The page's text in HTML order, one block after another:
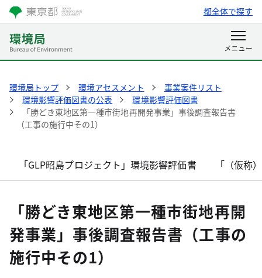
都全体で探す
環境局トップ 環境アセスメント
事業案件リスト
環境影響評価図書の公表
環境影響評価図書
「勝どき東地区第一種市街地再開発事業」事後調査報告書
（工事の施行中その1）
「GLP昭島プロジェクト」環境影響評価書 「（仮称
「勝どき東地区第一種市街地再開
発事業」事後調査報告書（工事の
施行中その1）